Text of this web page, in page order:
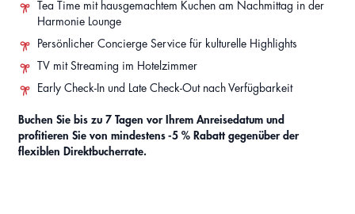
Tea Time mit hausgemachtem Kuchen am Nachmittag in der
Harmonie Lounge
Persönlicher Concierge Service für kulturelle Highlights
TV mit Streaming im Hotelzimmer
Early Check-In und Late Check-Out nach Verfügbarkeit
Buchen Sie bis zu 7 Tagen vor Ihrem Anreisedatum und
profitieren Sie von mindestens -5 % Rabatt gegenüber der
flexiblen Direktbucherrate.